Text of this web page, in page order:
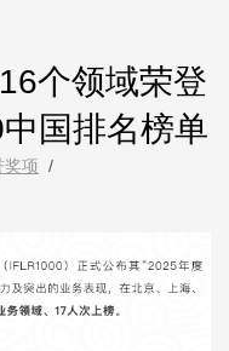
个领域荣登
国排名榜单
奖项 /